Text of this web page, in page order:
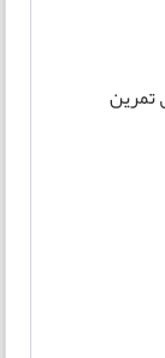
تمرین